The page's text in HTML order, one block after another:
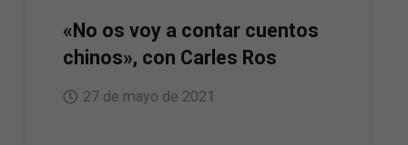
«No os voy a contar cuentos
chinos», con Carles Ros
27 de mayo de 2021